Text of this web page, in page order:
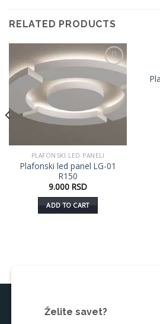
RELATED PRODUCTS
Dodaj
u listu
PLAFONSKI LED PANELI
Plafonski led panel LG-01
R150
9.000 RSD
ADD TO CART
Želite savet?